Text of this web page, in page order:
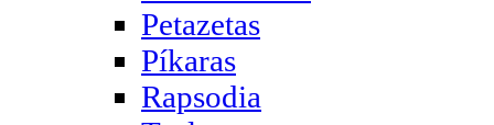
Petazetas
Píkaras
Rapsodia